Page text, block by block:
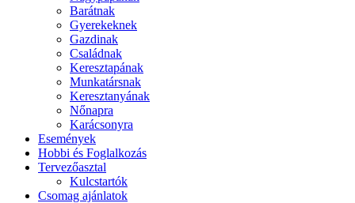
Barátnak
Gyerekeknek
Gazdinak
Családnak
Keresztapának
Munkatársnak
Keresztanyának
Nőnapra
Karácsonyra
Események
Hobbi és Foglalkozás
Tervezőasztal
Kulcstartók
Csomag ajánlatok